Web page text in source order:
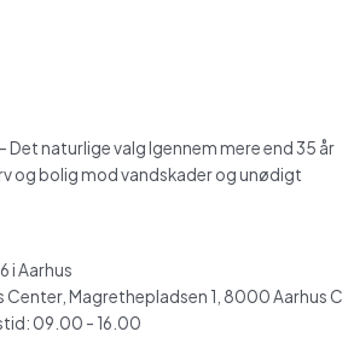
Det naturlige valg Igennem mere end 35 år
og bolig mod vandskader og unødigt
i Aarhus
Center, Magrethepladsen 1, 8000 Aarhus C
09.00 - 16.00